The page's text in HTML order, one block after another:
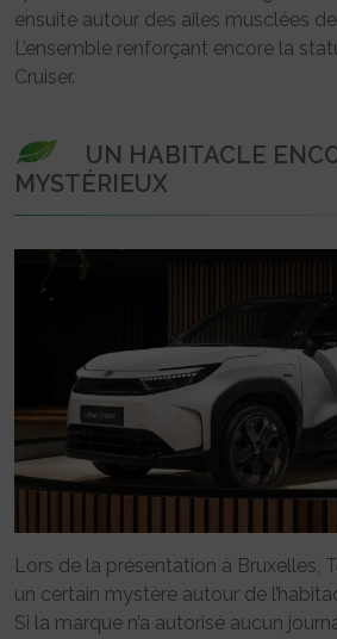
ensuite autour des ailes musclées
L’ensemble renforçant encore la
Cruiser.
UN HABITACLE
MYSTÉRIEUX
Lors de la présentation à Bruxelles,
un certain mystère autour de
Si la marque n’a autorisé aucun